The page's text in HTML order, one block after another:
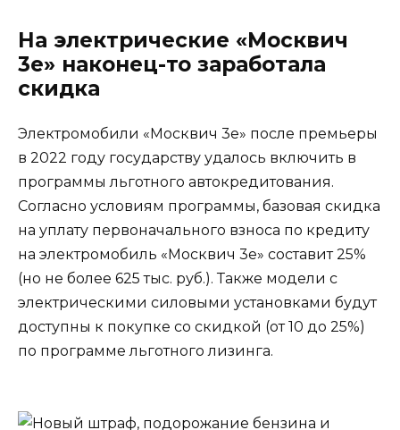
На электрические «Москвич
3е» наконец-то заработала
скидка
Электромобили «Москвич 3е» после премьеры
в 2022 году государству удалось включить в
программы льготного автокредитования.
Согласно условиям программы, базовая скидка
на уплату первоначального взноса по кредиту
на электромобиль «Москвич 3е» составит 25%
(но не более 625 тыс. руб.). Также модели с
электрическими силовыми установками будут
доступны к покупке со скидкой (от 10 до 25%)
по программе льготного лизинга.